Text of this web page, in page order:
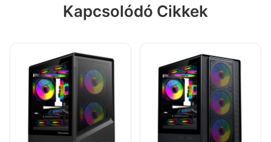
Kapcsolódó Cikkek